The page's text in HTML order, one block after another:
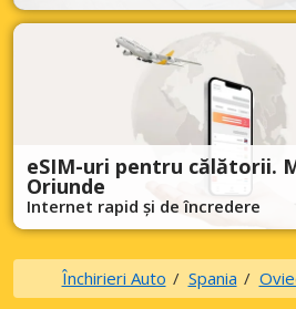
eSIM-uri pentru călătorii.
Oriunde
Internet rapid și de încredere
Închirieri Auto Spania